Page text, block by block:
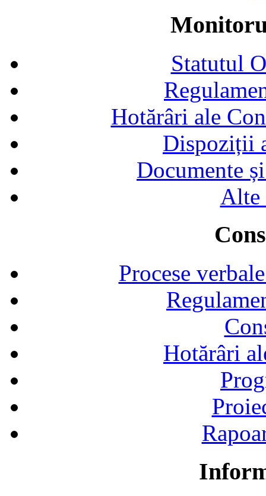
Statutul
Hotărâri ale
Dispoziții
Documente
Alte
Procese
Hotărâri